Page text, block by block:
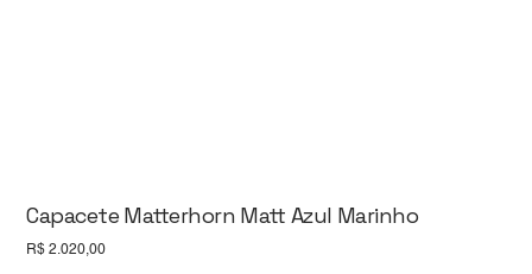
Capacete Matterhorn Matt Azul Marinho
Preço
R$ 2.020,00